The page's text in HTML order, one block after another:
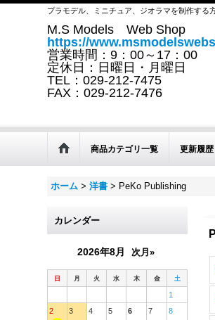
プラモデル、ミニチュア、ジオラマを制作する
M.S Models Web Shop
https://
営業時間：9：00～17：00
定休日：日曜日・月曜日
TEL：029-212-7475
FAX：029-212-7476
商品カテゴリ一覧 更新履歴
ホーム > 洋書 > PeKo Publishing
カレンダー
2026年8月 次月»
日 月 火 水 木 金 土
1
2
3 4 5 6 7 8